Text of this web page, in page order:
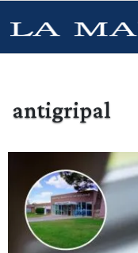
antigripal